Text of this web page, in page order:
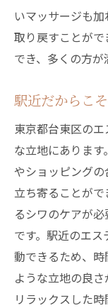
いマッサージも
取り戻すことが
でき、多くの方が
駅近だからこ
東京都台東区の
な立地にありま
やショッピング
立ち寄ることが
るシワのケアが
です。駅近のエ
動できるため、
ような立地の良さ
リラックスした